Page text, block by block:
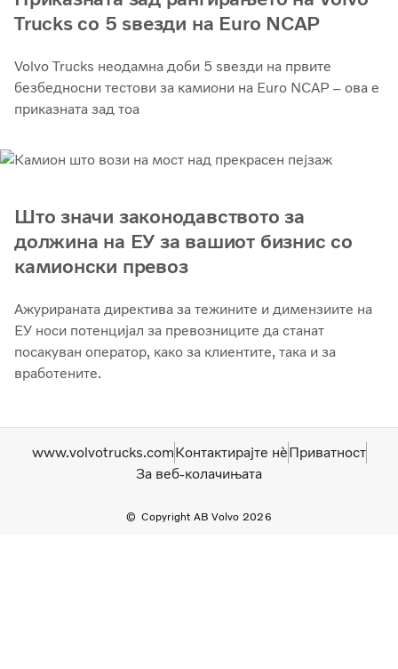
Trucks со 5 ѕвезди на Euro NCAP
Volvo Trucks неодамна доби 5 ѕвезди на првите
безбедносни тестови за камиони на Euro NCAP – ова е
приказната зад тоа
Што значи законодавството за
должина на ЕУ за вашиот бизнис со
камионски превоз
Ажурираната директива за тежините и димензиите на
ЕУ носи потенцијал за превозниците да станат
посакуван оператор, како за клиентите, така и за
вработените.
Copyright AB Volvo 2026
www.volvotrucks.comКонтактирајте нѐПриватност
За веб-колачињата